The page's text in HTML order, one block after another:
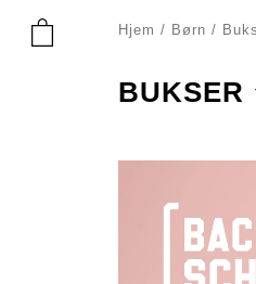
Hjem / Børn /
BUKSER
komfortable
er designet til at
gentagen brug. Vi
kan klare deres